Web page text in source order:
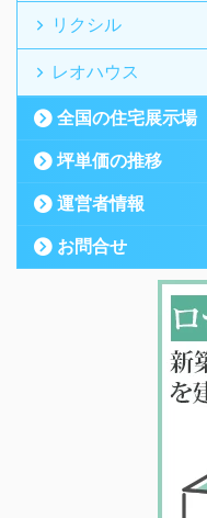
リクシル
レオハウス
全国の住宅展示場
坪単価の推移
運営者情報
お問合せ